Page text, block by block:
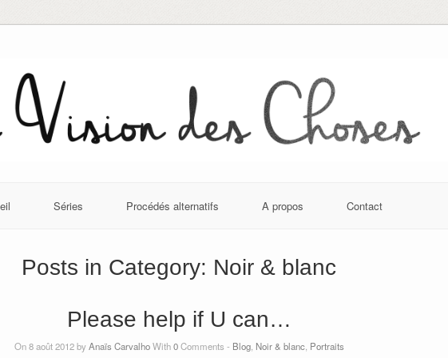
Séries Procédés alternatifs A propos Contact
Posts in Category: Noir & blanc
Please help if U can…
On 8 août 2012 byAnaïs CarvalhoWith0Comments - Blog, Noir & blanc, Portraits